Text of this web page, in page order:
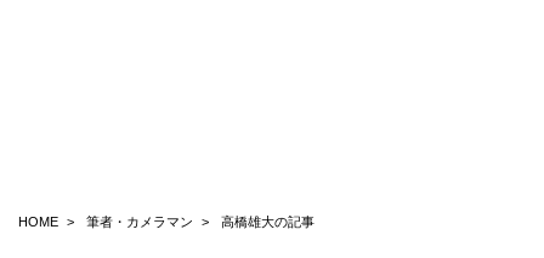
HOME 筆者・カメラマン 高橋雄大の記事